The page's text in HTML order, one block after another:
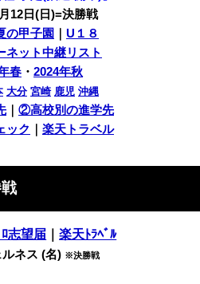
12日(日)=決勝戦
甲子園
U１８
ネット中継リスト
春 ・ 2024年秋
大分 宮崎 鹿児 沖縄
｜ ②高校別の進学先
ック 楽天トラベル
ﾛ志望届 ｜楽天ﾄﾗﾍﾞﾙ
ネス (名) ※決勝戦